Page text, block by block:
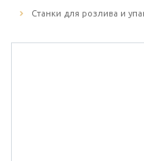
Станки для розлива и